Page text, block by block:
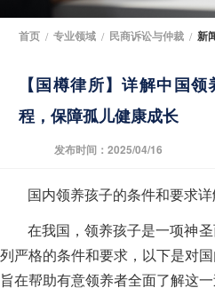
首页 / 专业领域 / 民商诉讼与仲裁 / 新
【国樽律所】详解中国
程，保障孤儿健康成长
发布时间：2025/04/16
国内领养孩子的条件和要求详
在我国，领养孩子是一项神
列严格的条件和要求，以下是对
旨在帮助有意领养者全面了解这一